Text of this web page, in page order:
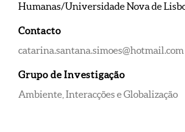
Humanas/Universidade Nova de
Contacto
catarina.santana.simoes@hotmail.com
Grupo de Investigação
Ambiente, Interacções e Globalização